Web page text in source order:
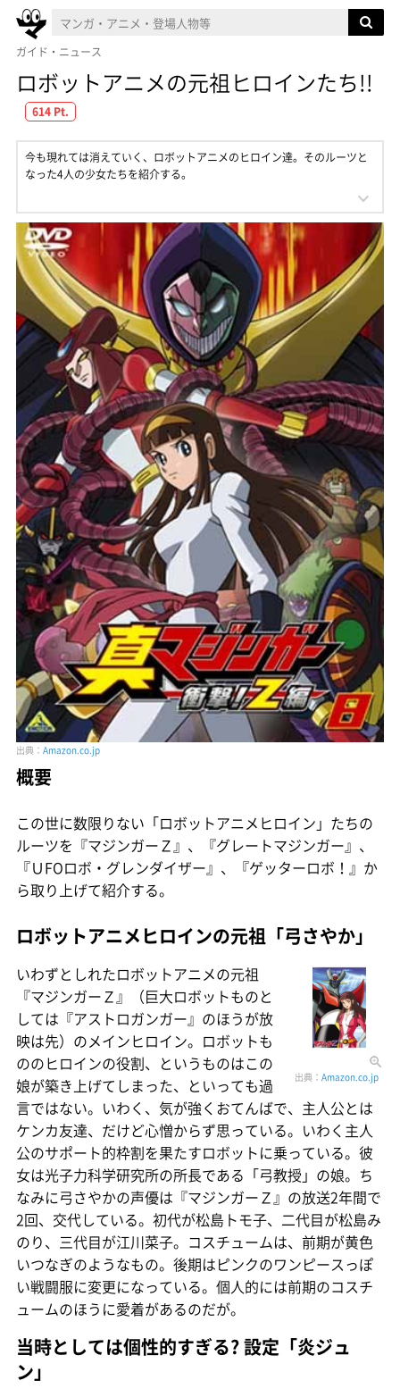
ガイド・ニュース
ロボットアニメの元祖ヒロインたち!!
614 Pt.
今も現れては消えていく、ロボットアニメのヒロイン達。そのルーツと
なった4人の少女たちを紹介する。
出典： Amazon.co.jp
概要
この世に数限りない「ロボットアニメヒロイン」たちの
ルーツを『マジンガーＺ』、『グレートマジンガー』、
『ＵFOロボ・グレンダイザー』、『ゲッターロボ！』か
ら取り上げて紹介する。
ロボットアニメヒロインの元祖「弓さやか」
出典： Amazon.co.jp
いわずとしれたロボットアニメの元祖
『マジンガーＺ』（巨大ロボットものと
しては『アストロガンガー』のほうが放
映は先）のメインヒロイン。ロボットも
ののヒロインの役割、というものはこの
娘が築き上げてしまった、といっても過
言ではない。いわく、気が強くおてんばで、主人公とは
ケンカ友達、だけど心憎からず思っている。いわく主人
公のサポート的枠割を果たすロボットに乗っている。彼
女は光子力科学研究所の所長である「弓教授」の娘。ち
なみに弓さやかの声優は『マジンガーＺ』の放送2年間で
2回、交代している。初代が松島トモ子、二代目が松島み
のり、三代目が江川菜子。コスチュームは、前期が黄色
いつなぎのようなもの。後期はピンクのワンピースっぽ
い戦闘服に変更になっている。個人的には前期のコスチ
ュームのほうに愛着があるのだが。
当時としては個性的すぎる? 設定「炎ジュ
ン」